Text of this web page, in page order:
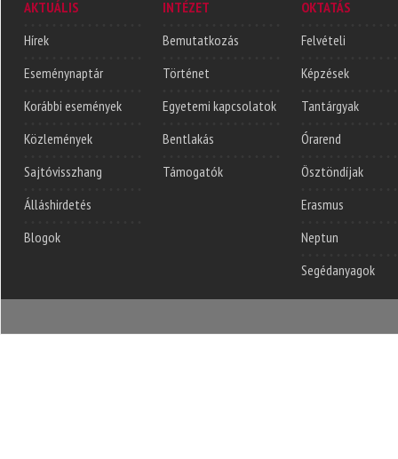
AKTUÁLIS
Hírek
Eseménynaptár
Korábbi események
Közlemények
Sajtóvisszhang
Álláshirdetés
Blogok
INTÉZET
Bemutatkozás
Történet
Egyetemi kapcsolatok
Bentlakás
Támogatók
OKTATÁS
Felvételi
Képzések
Tantárgyak
Órarend
Ösztöndíjak
Erasmus
Neptun
Segédanyagok